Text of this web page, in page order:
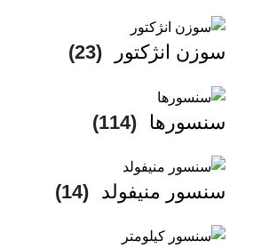
سوزن انژکتور (23)
سنسورها (114)
سنسور منیفولد (14)